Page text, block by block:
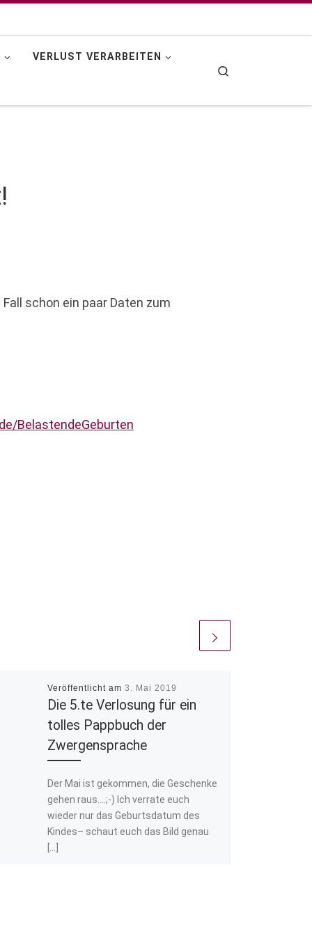
VERLUST VERARBEITEN
schon ein paar Daten zum
BelastendeGeburten
Veröffentlicht am 3. Mai 2019
Die 5.te Verlosung für ein
tolles Pappbuch der
Zwergensprache
Der Mai ist gekommen, die Geschenke
gehen raus….;-) Ich verrate euch
wieder nur das Geburtsdatum des
Kindes– schaut euch das Bild genau
[…]